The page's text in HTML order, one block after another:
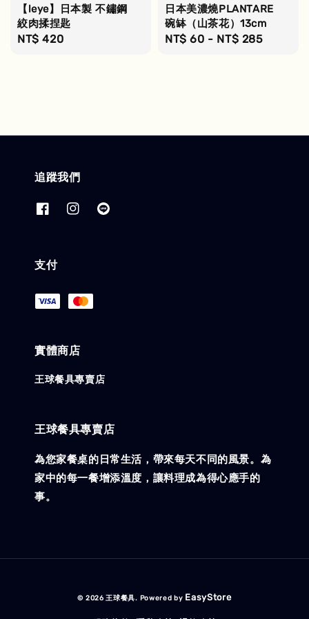
【leye】日本製 不鏽鋼
絞肉揉捏匙
Regular
NT$ 420
日本美濃燒PLANTARE
碗缽（山茶花）13cm
Regular
NT$ 60 - NT$ 285
追蹤我們
支付
實體商店
王球餐具專賣店
王球餐具專賣店
為您家餐桌的日常生活，帶來每天不同的風景。為
家中的每一餐增添溫度，讓料理成為得心應手的
事。
© 2026 王球餐具. Powered by EasyStore